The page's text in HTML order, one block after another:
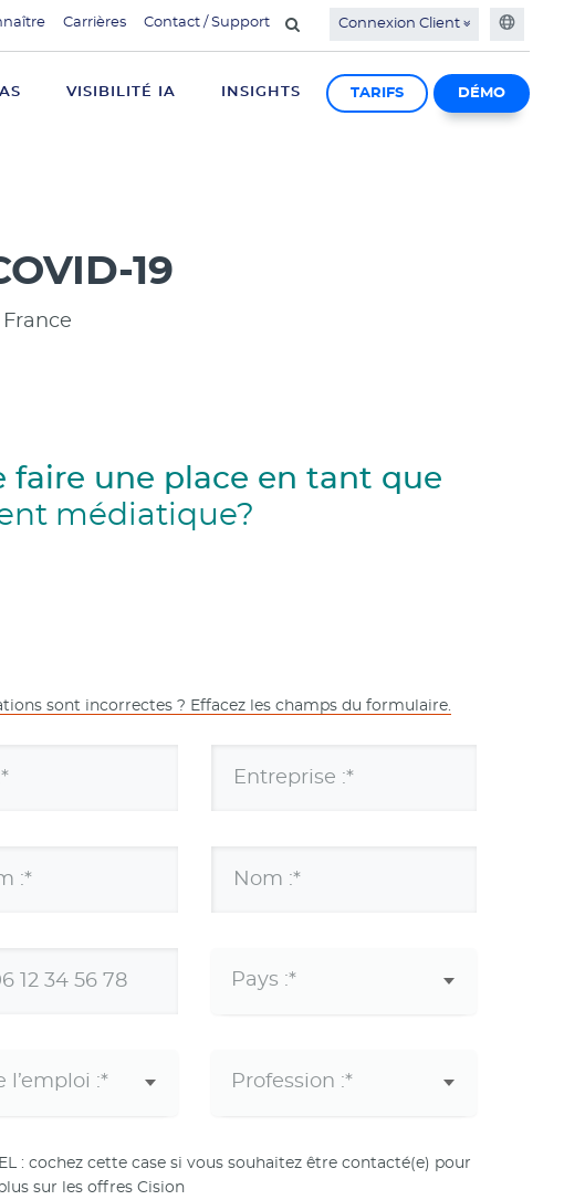
Carrières Contact / Support Connexion Client
VISIBILITÉ IA INSIGHTS TARIFS DÉMO
19
faire une place en tant que
médiatique?
sont incorrectes ? Effacez les champs du formulaire.
Entreprise :*
:* Nom :*
: cochez cette case si vous souhaitez être contacté(e) pour
sur les offres Cision